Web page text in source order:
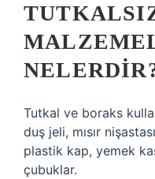
Tutkal ve boraks
duş jeli, mısır
plastik kap, yemek
çubuklar.